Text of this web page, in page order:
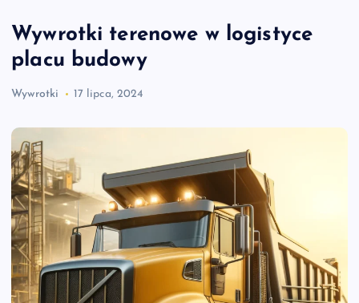
Wywrotki terenowe w logistyce
placu budowy
Wywrotki 17 lipca, 2024